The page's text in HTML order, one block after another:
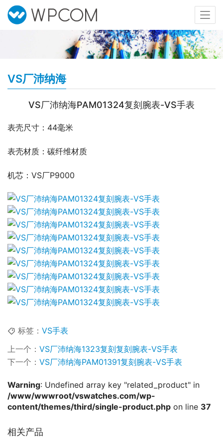
VS厂沛纳海
VS厂沛纳海PAM01324复刻腕表-VS手表
表壳尺寸：44毫米
表壳材质：碳纤维材质
机芯：VS厂P9000
标签： VS手表
上一个： VS厂沛纳海1323复刻复刻腕表-VS手表
下一个： VS厂沛纳海PAM01391复刻腕表-VS手表
Warning: Undefined array key "related_product" in
/www/wwwroot/vswatches.com/wp-
content/themes/third/single-product.php on line 37
相关产品